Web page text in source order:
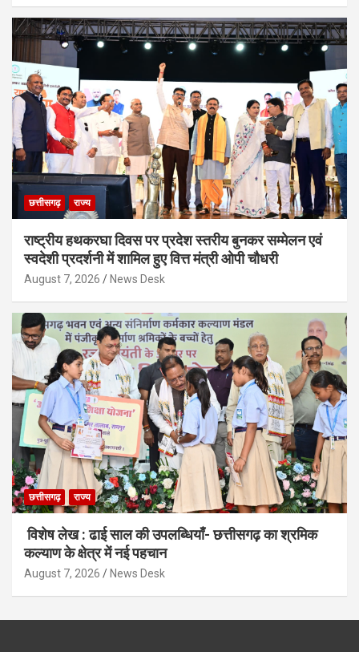
छत्तीसगढ़ राज्य
राष्ट्रीय हथकरघा दिवस पर प्रदेश स्तरीय बुनकर सम्मेलन एवं
स्वदेशी प्रदर्शनी में शामिल हुए वित्त मंत्री ओपी चौधरी
August 7, 2026 News Desk
छत्तीसगढ़ राज्य
विशेष लेख : ढाई साल की उपलब्धियाँ- छत्तीसगढ़ का श्रमिक
कल्याण के क्षेत्र में नई पहचान
August 7, 2026 News Desk